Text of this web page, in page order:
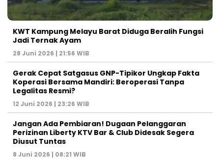
KWT Kampung Melayu Barat Diduga Beralih Fungsi
Jadi Ternak Ayam
28 Juni 2026 | 21:56 WIB
Gerak Cepat Satgasus GNP-Tipikor Ungkap Fakta
Koperasi Bersama Mandiri: Beroperasi Tanpa
Legalitas Resmi?
12 Juni 2026 | 23:26 WIB
Jangan Ada Pembiaran! Dugaan Pelanggaran
Perizinan Liberty KTV Bar & Club Didesak Segera
Diusut Tuntas
8 Juni 2026 | 08:21 WIB